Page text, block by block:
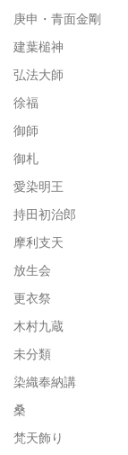
庚申・青面金剛
建葉槌神
弘法大師
徐福
御師
御札
愛染明王
持田初治郎
摩利支天
放生会
更衣祭
木村九蔵
未分類
染織奉納講
桑
梵天飾り